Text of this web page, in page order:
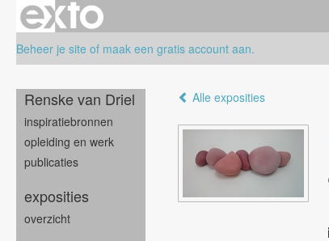
Beheer je site of maak een gratis account aan.
Alle exposities
Renske van Driel
inspiratiebronnen
opleiding en werk
publicaties
exposities
overzicht